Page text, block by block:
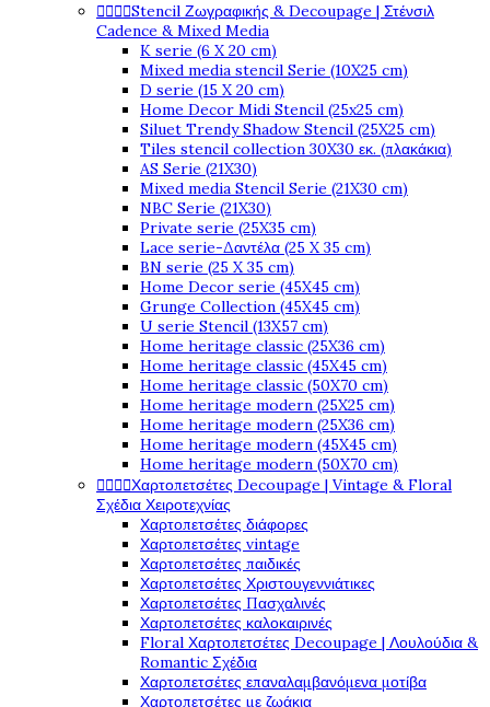
Stencil Ζωγραφικής & Decoupage | Στένσιλ
Cadence & Mixed Media
K serie (6 X 20 cm)
Mixed media stencil Serie (10X25 cm)
D serie (15 X 20 cm)
Home Decor Midi Stencil (25x25 cm)
Siluet Trendy Shadow Stencil (25X25 cm)
Tiles stencil collection 30X30 εκ. (πλακάκια)
AS Serie (21X30)
Mixed media Stencil Serie (21X30 cm)
NBC Serie (21X30)
Private serie (25X35 cm)
Lace serie-Δαντέλα (25 X 35 cm)
BN serie (25 X 35 cm)
Home Decor serie (45X45 cm)
Grunge Collection (45X45 cm)
U serie Stencil (13X57 cm)
Home heritage classic (25X36 cm)
Home heritage classic (45X45 cm)
Home heritage classic (50X70 cm)
Home heritage modern (25X25 cm)
Home heritage modern (25X36 cm)
Home heritage modern (45X45 cm)
Home heritage modern (50X70 cm)
Χαρτοπετσέτες Decoupage | Vintage & Floral
Σχέδια Χειροτεχνίας
Χαρτοπετσέτες διάφορες
Χαρτοπετσέτες vintage
Χαρτοπετσέτες παιδικές
Χαρτοπετσέτες Χριστουγεννιάτικες
Χαρτοπετσέτες Πασχαλινές
Χαρτοπετσέτες καλοκαιρινές
Floral Χαρτοπετσέτες Decoupage | Λουλούδια &
Romantic Σχέδια
Χαρτοπετσέτες επαναλαμβανόμενα μοτίβα
Χαρτοπετσέτες με ζωάκια